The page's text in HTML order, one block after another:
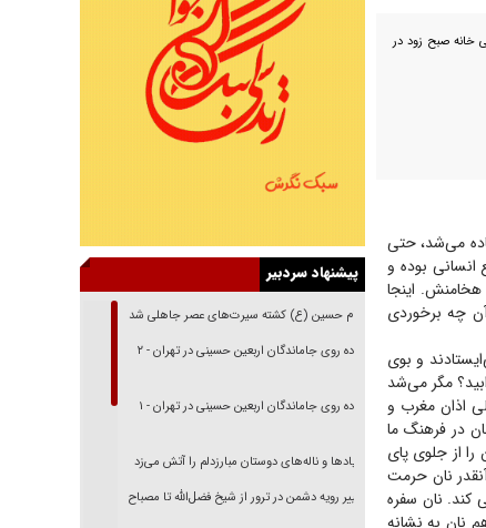
خانه صبح زود در
می‌شد، حتی
۱۴ هزار سال قبل در جوامع انسانی بوده و
اینجا
چه برخوردی
و بوی
مگر می‌شد
اذان مغرب و
در فرهنگ ما
از جلوی پای
نان حرمت
نان سفره
نان به نشانه
پیشنهاد سردبیر
امام حسین (ع) کشته سیرت‌های عصر جاهلی شد
پیاده روی جاماندگان اربعین حسینی در تهران - ۲
پیاده روی جاماندگان اربعین حسینی در تهران - ۱
فریاد‌ها و ناله‌های دوستان مبارزدلم را آتش می‌زد
تغییر رویه دشمن در ترور از شیخ فضل‌الله تا مصباح